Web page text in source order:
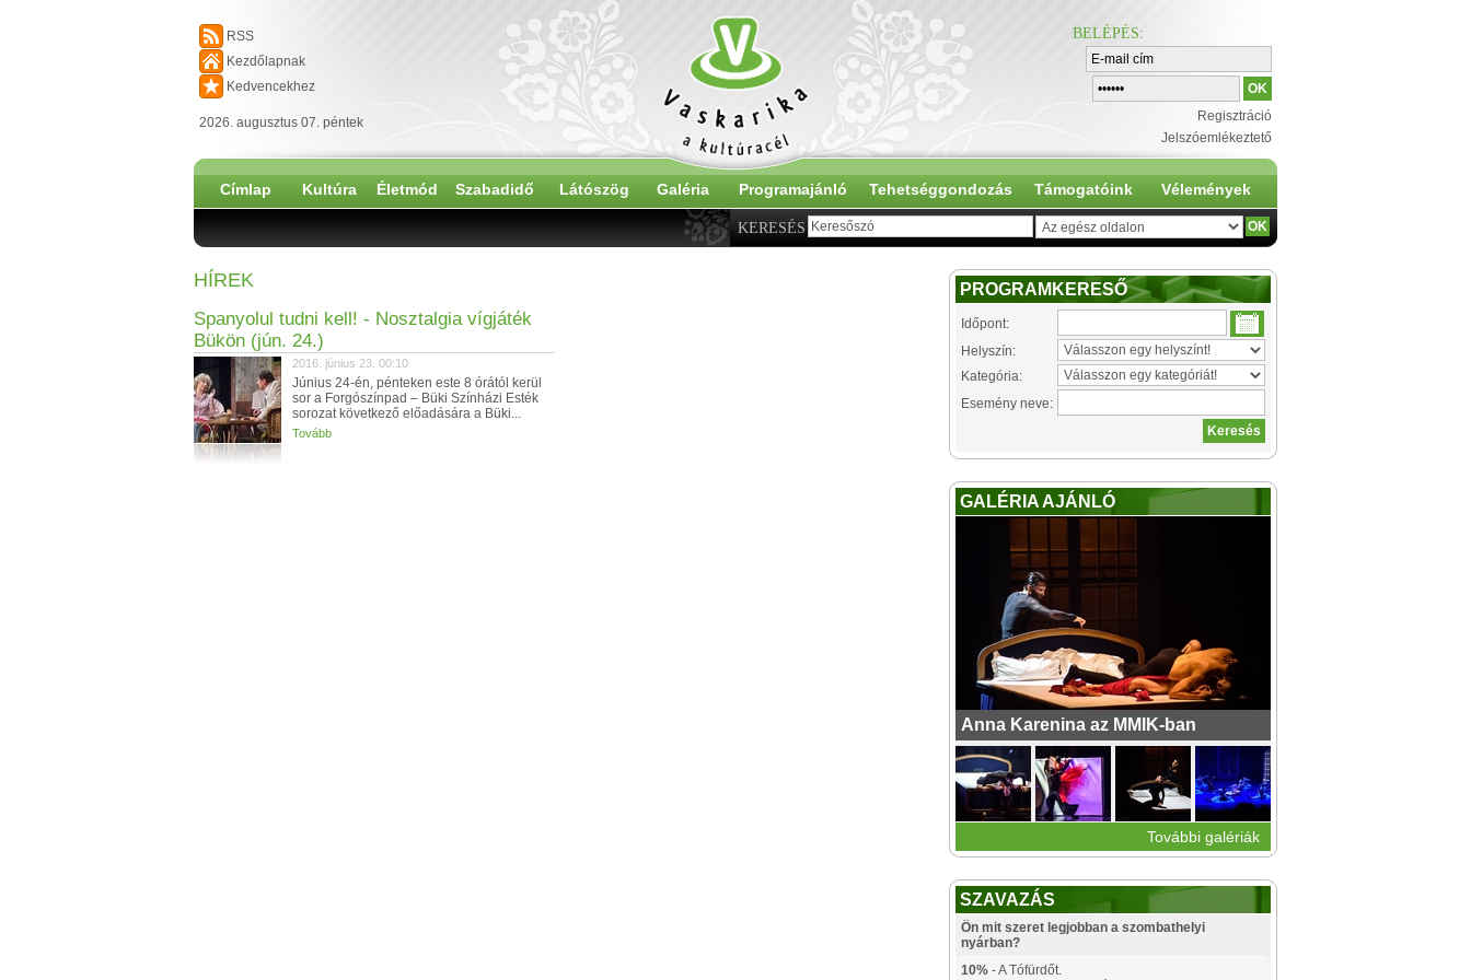
RSS
Kezdőlapnak
Kedvencekhez
2026. augusztus 07. péntek
BELÉPÉS:
Regisztráció
Jelszóemlékeztető
Címlap Kultúra Életmód Szabadidő Látószög Galéria Programajánló Tehetséggondozás Támogatóink Vélemények
KERESÉS
HÍREK
Spanyolul tudni kell! - Nosztalgia vígjáték
Bükön (jún. 24.)
2016. június 23. 00:10
Június 24-én, pénteken este 8 órától kerül
sor a Forgószínpad – Büki Színházi Esték
sorozat következő előadására a Büki...
Tovább
PROGRAMKERESŐ
Időpont:
Helyszín:
Kategória:
Esemény neve:
GALÉRIA AJÁNLÓ
Anna Karenina az MMIK-ban
További galériák
SZAVAZÁS
Ön mit szeret legjobban a szombathelyi
nyárban?
10% - A Tófürdőt.